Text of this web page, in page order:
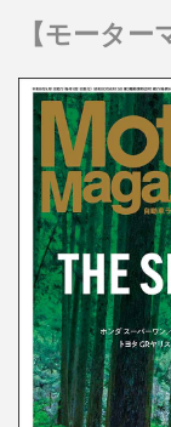
【モータ